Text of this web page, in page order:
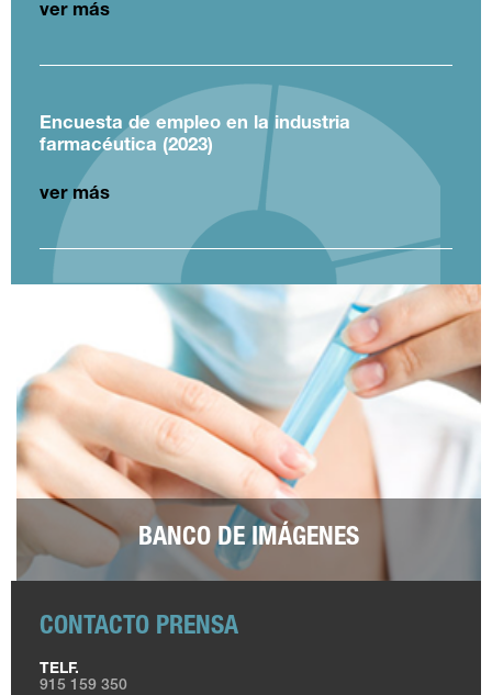
ver más
Encuesta de empleo en la industria
farmacéutica (2023)
ver más
BANCO DE IMÁGENES
CONTACTO PRENSA
TELF.
915 159 350